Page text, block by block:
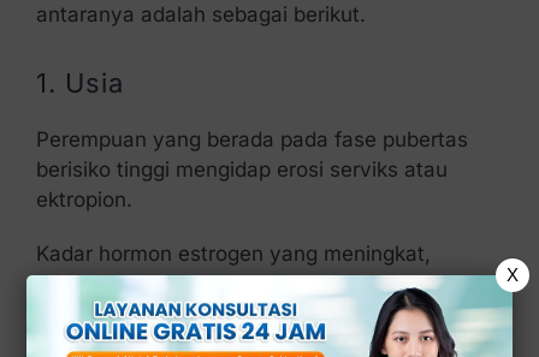
antaranya adalah sebagai berikut.
1. Usia
Perempuan yang berada pada fase pubertas
berisiko tinggi mengidap erosi serviks atau
ektropion.
Kadar hormon estrogen yang meningkat,
terutama selama masa pubertas dapat
memengaruhi jaringan di sekitar serviks dan
menyebabkan perubahan seperti ektropion.
X